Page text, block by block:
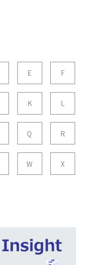
E F
K L
Q R
W X